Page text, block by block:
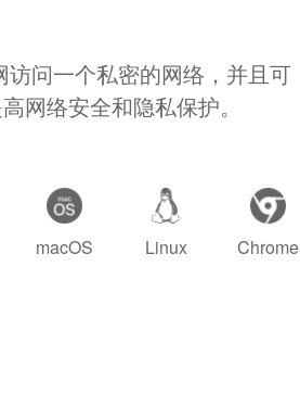
问一个私密的网络，并且可
网络安全和隐私保护。
macOS Linux Chrome